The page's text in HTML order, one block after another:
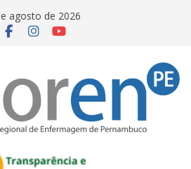
agosto de 2026